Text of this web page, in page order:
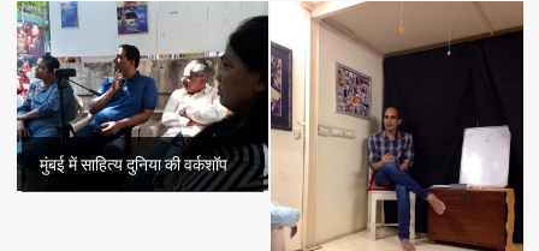
मुंबई में साहित्य दुनिया की वर्कशॉप